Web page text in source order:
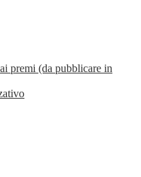
premi (da pubblicare in